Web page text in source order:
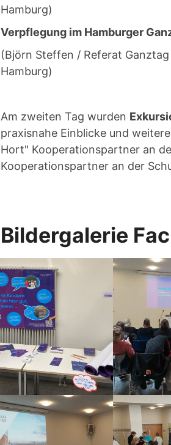
Hamburg)
Verpflegung im Hamburger
(Björn Steffen / Referat
Hamburg)
Am zweiten Tag wurden
praxisnahe Einblicke und
Hort" Kooperationspartner an
Kooperationspartner an der
Bildergalerie